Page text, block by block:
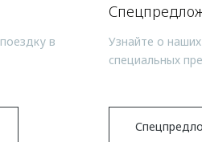
в
Узнайте о
специальных